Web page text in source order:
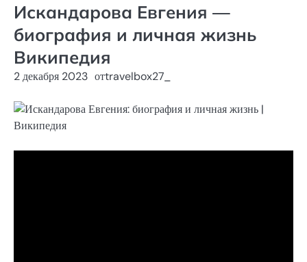
Искандарова Евгения —
биография и личная жизнь
Википедия
2 декабря 2023 отtravelbox27_